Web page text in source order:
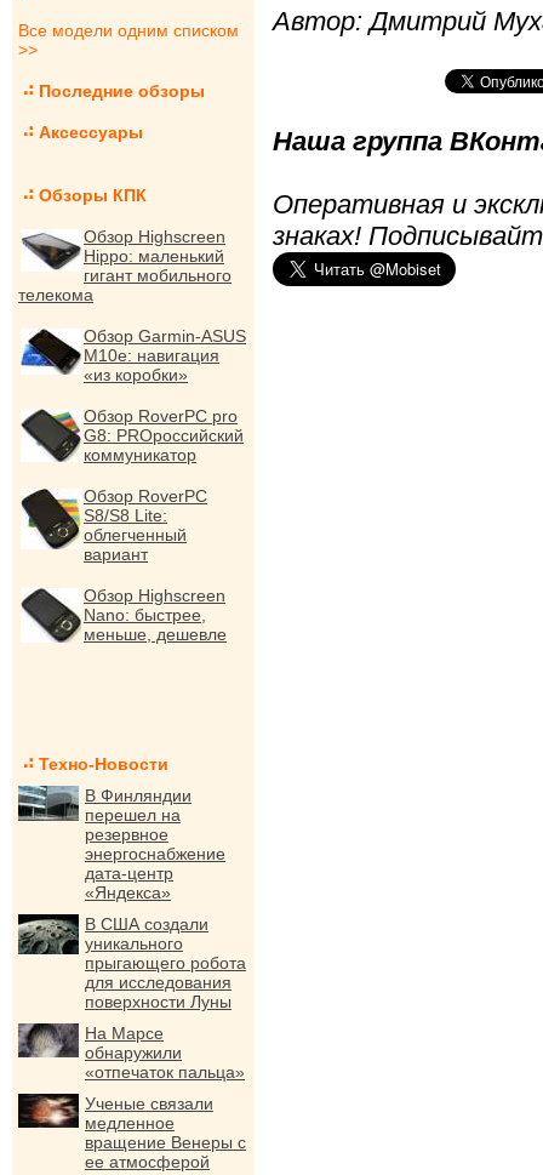
Все модели одним списком
>>
Последние обзоры
Аксессуары
Обзоры КПК
Обзор Highscreen
Hippo: маленький
гигант мобильного
телекома
Обзор Garmin-ASUS
M10e: навигация
«из коробки»
Обзор RoverPC pro
G8: PROроссийский
коммуникатор
Обзор RoverPC
S8/S8 Lite:
облегченный
вариант
Обзор Highscreen
Nano: быстрее,
меньше, дешевле
Техно-Новости
В Финляндии
перешел на
резервное
энергоснабжение
дата-центр
«Яндекса»
В США создали
уникального
прыгающего робота
для исследования
поверхности Луны
На Марсе
обнаружили
«отпечаток пальца»
Ученые связали
медленное
вращение Венеры с
ее атмосферой
Автор: Дмитрий
Наша группа
Оперативная и
знаках!